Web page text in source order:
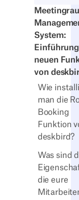
System:
neuen
von
Wie
man die
Booking
Funktion
deskbird?
Was sind
die eure